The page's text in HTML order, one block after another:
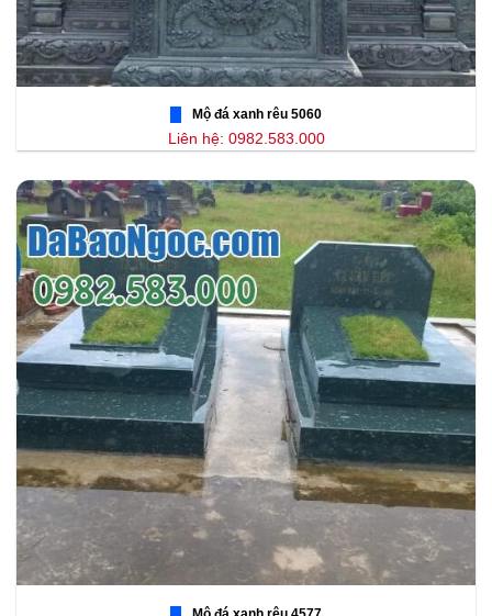
Mộ đá xanh rêu 5060
Liên hệ: 0982.583.000